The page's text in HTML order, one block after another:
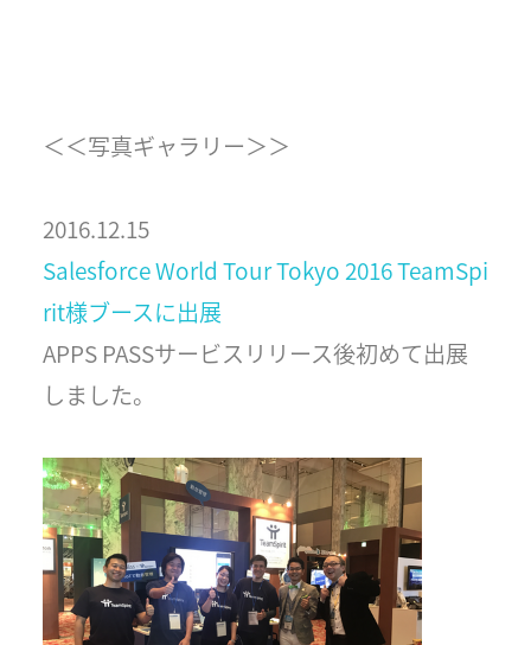
＜＜写真ギャラリー＞＞
2016.12.15
Salesforce World Tour Tokyo 2016 TeamSpi
rit様ブースに出展
APPS PASSサービスリリース後初めて出展
しました。